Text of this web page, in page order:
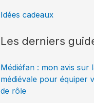
Idées cadeaux
Les derniers
Médiéfan : mon avis sur
médiévale pour équiper
de rôle